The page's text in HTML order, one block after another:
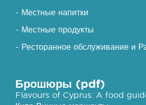
- Местные напитки
- Местные продукты
- Ресторанное обслуживание и
Брошюры (pdf)
Flavours of Cyprus: A food